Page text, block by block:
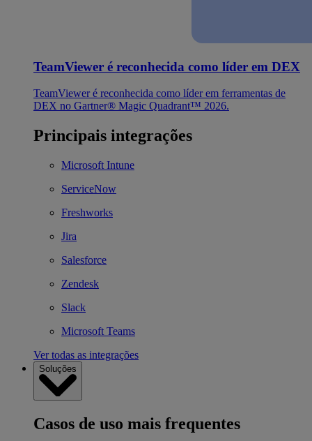
TeamViewer é reconhecida como líder em DEX
TeamViewer é reconhecida como líder em ferramentas de
DEX no Gartner® Magic Quadrant™ 2026.
Principais integrações
Microsoft Intune
ServiceNow
Freshworks
Jira
Salesforce
Zendesk
Slack
Microsoft Teams
Ver todas as integrações
Soluções
Casos de uso mais frequentes